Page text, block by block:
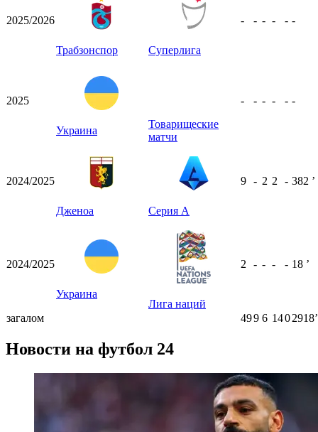
2025/2026
Трабзонспор Суперлига
- - - - - -
2025
Украина
Товарищеские
матчи
- - - - - -
2024/2025
Дженоа Серия А
9 - 2 2 - 382 ʼ
2024/2025
Украина
Лига наций
2 - - - - 18 ʼ
загалом 499 6 1402918ʼ
Новости на футбол 24